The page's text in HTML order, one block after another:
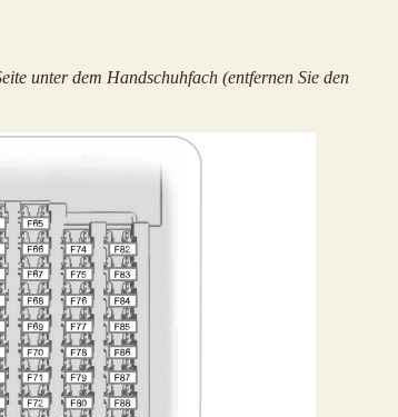
unter dem Handschuhfach (entfernen Sie den